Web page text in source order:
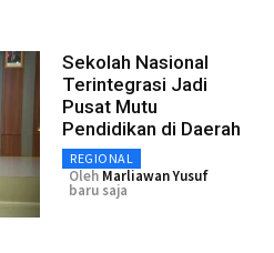
Sekolah Nasional
Terintegrasi Jadi
Pusat Mutu
Pendidikan di Daerah
REGIONAL
Oleh Marliawan Yusuf
baru saja